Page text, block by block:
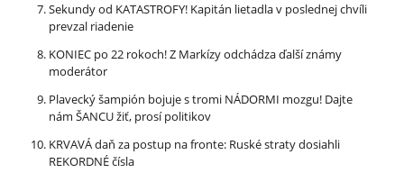
Sekundy od KATASTROFY! Kapitán lietadla v poslednej chvíli
prevzal riadenie
KONIEC po 22 rokoch! Z Markízy odchádza ďalší známy
moderátor
Plavecký šampión bojuje s tromi NÁDORMI mozgu! Dajte
nám ŠANCU žiť, prosí politikov
KRVAVÁ daň za postup na fronte: Ruské straty dosiahli
REKORDNÉ čísla